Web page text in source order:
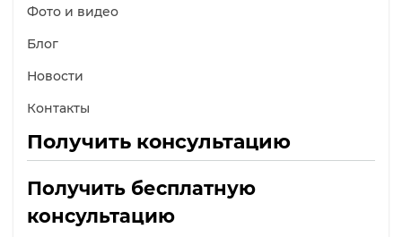
Фото и видео
Блог
Новости
Контакты
Получить консультацию
Получить бесплатную
консультацию